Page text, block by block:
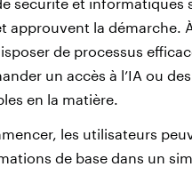
approuvent la démarche.
de processus
un accès à l’IA ou
en la matière.
les utilisateurs
de base dans un